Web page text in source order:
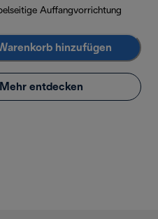
Auffangvorrichtung
hinzufügen
Mehr entdecken